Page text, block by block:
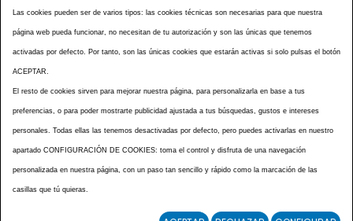
ESPECIAL COVID 19
NOTICIAS
ACCESIBILIDAD
AVISO LEGAL
POLÍTICA PRIVACIDAD
POLÍTICA DE COOKIES
NOTICIAS ICOVAL
NOTICIAS OCV
Las cookies pueden ser de varios tipos: las cookies técnicas son necesarias para que nuestra
página web pueda funcionar, no necesitan de tu autorización y son las únicas que tenemos
activadas por defecto. Por tanto, son las únicas cookies que estarán activas si solo pulsas el botón
ACEPTAR.
El resto de cookies sirven para mejorar nuestra página, para personalizarla en base a tus
preferencias, o para poder mostrarte publicidad ajustada a tus búsquedas, gustos e intereses
personales. Todas ellas las tenemos desactivadas por defecto, pero puedes activarlas en nuestro
apartado CONFIGURACIÓN DE COOKIES: toma el control y disfruta de una navegación
personalizada en nuestra página, con un paso tan sencillo y rápido como la marcación de las
casillas que tú quieras.